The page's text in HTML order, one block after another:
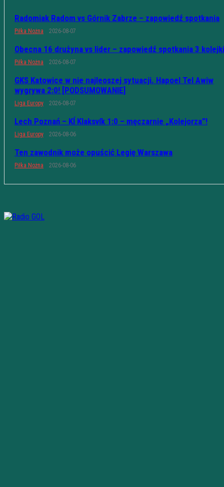
Radomiak Radom vs Górnik Zabrze – zapowiedź spotkania
Piłka Nożna 2026-08-07
Obecna 16 drużyna vs lider – zapowiedź spotkania 3 kolejki
Piłka Nożna 2026-08-07
GKS Katowice w nie najleoszej sytuacji. Hapoel Tel Awiw
wygrywa 2:0! [PODSUMOWANIE]
Liga Europy 2026-08-07
Lech Poznań – KÍ Klaksvík 1:0 – męczarnie „Kolejorza”!
Liga Europy 2026-08-06
Ten zawodnik może opuścić Legię Warszawa
Piłka Nożna 2026-08-06